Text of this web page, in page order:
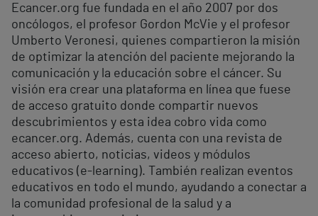
Ecancer.org fue fundada en el año 2007 por dos
oncólogos, el profesor Gordon McVie y el profesor
Umberto Veronesi, quienes compartieron la misión
de optimizar la atención del paciente mejorando la
comunicación y la educación sobre el cáncer. Su
visión era crear una plataforma en línea que fuese
de acceso gratuito donde compartir nuevos
descubrimientos y esta idea cobro vida como
ecancer.org. Además, cuenta con una revista de
acceso abierto, noticias, videos y módulos
educativos (e-learning). También realizan eventos
educativos en todo el mundo, ayudando a conectar a
la comunidad profesional de la salud y a